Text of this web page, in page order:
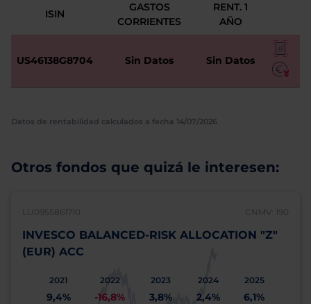
ISIN
GASTOS
CORRIENTES
RENT. 1
AÑO
US46138G8704 Sin Datos Sin Datos
Datos de rentabilidad calculados a fecha 14/07/2026
Otros fondos que quizá le interesen:
LU0955861710 CNMV: 190
INVESCO BALANCED-RISK ALLOCATION "Z"
(EUR) ACC
2021
9,4%
2022
-16,8%
2023
3,8%
2024
2,4%
2025
6,1%